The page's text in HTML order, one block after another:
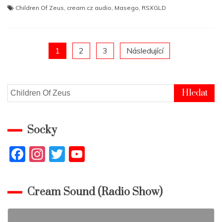
Children Of Zeus cream.cz audio Masego RSXGLD
pagination
1 2 3 Následující
Vyhledávání
Socky
F
c
e
In
a
gr
T
itt
er
u
T
Cream Sound (Radio Show)